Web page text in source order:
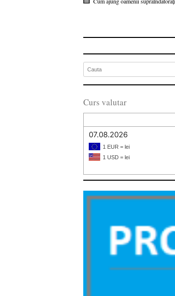
Curs valutar
07.08.2026
1 EUR = lei
1 USD = lei